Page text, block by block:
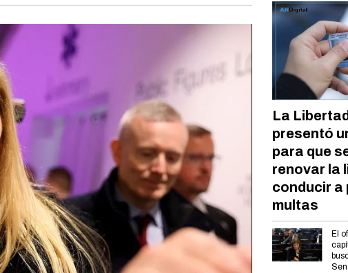
La
presentó
para que
renovar la
conducir a
multas
El